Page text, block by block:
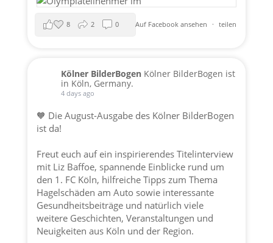
Auf Facebook ansehen · teilen
8 2 0
Kölner BilderBogen Kölner BilderBogen ist
in Köln, Germany.
4 days ago
🧡 Die August-Ausgabe des Kölner BilderBogen
ist da!
Freut euch auf ein inspirierendes Titelinterview
mit Liz Baffoe, spannende Einblicke rund um
den 1. FC Köln, hilfreiche Tipps zum Thema
Hagelschäden am Auto sowie interessante
Gesundheitsbeiträge und natürlich viele
weitere Geschichten, Veranstaltungen und
Neuigkeiten aus Köln und der Region.